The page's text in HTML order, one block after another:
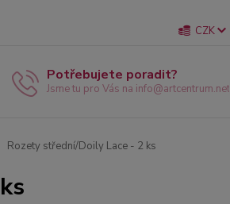
CZK
Potřebujete poradit?
Jsme tu pro Vás na info@artcentrum.net
Rozety střední/Doily Lace - 2 ks